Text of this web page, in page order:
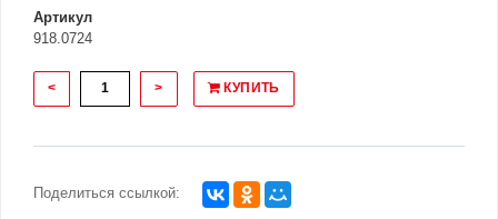
Артикул
918.0724
< > КУПИТЬ
Поделиться ссылкой: